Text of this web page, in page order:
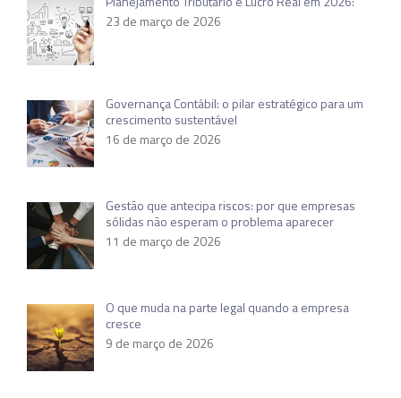
23 de março de 2026
Governança Contábil: o pilar estratégico para um
crescimento sustentável
16 de março de 2026
Gestão que antecipa riscos: por que empresas
sólidas não esperam o problema aparecer
11 de março de 2026
O que muda na parte legal quando a empresa
cresce
9 de março de 2026